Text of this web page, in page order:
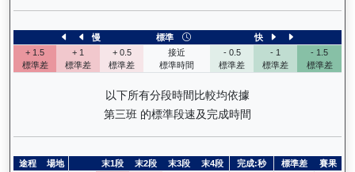
慢 標準
快
+ 1.5
標準差
+ 1
標準差
+ 0.5
標準差
接近
標準時間
- 0.5
標準差
- 1
標準差
- 1.5
標準差
以下所有分段時間比較均依據
第三班 的標準段速及完成時間
途程 場地 末1段 末2段 末3段 末4段 完成:秒 標準差 賽果